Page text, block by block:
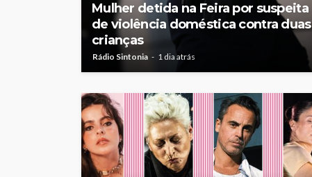
Mulher detida na Feira por suspeita
de violência doméstica contra duas
crianças
Rádio Sintonia 1 dia atrás